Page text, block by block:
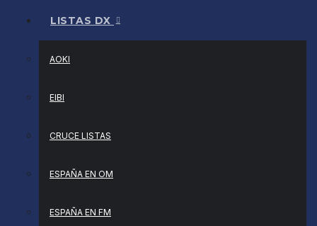
LISTAS DX
AOKI
EIBI
CRUCE LISTAS
ESPAÑA EN OM
ESPAÑA EN FM